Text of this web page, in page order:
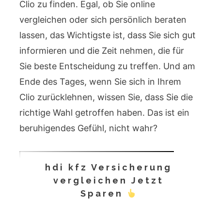
Clio zu finden. Egal, ob Sie online
vergleichen oder sich persönlich beraten
lassen, das Wichtigste ist, dass Sie sich gut
informieren und die Zeit nehmen, die für
Sie beste Entscheidung zu treffen. Und am
Ende des Tages, wenn Sie sich in Ihrem
Clio zurücklehnen, wissen Sie, dass Sie die
richtige Wahl getroffen haben. Das ist ein
beruhigendes Gefühl, nicht wahr?
hdi kfz Versicherung
vergleichen Jetzt
Sparen